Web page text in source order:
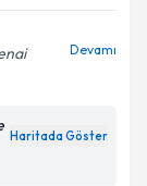
Aydınlatma
belirtilen
Devamı
Haritada Göster